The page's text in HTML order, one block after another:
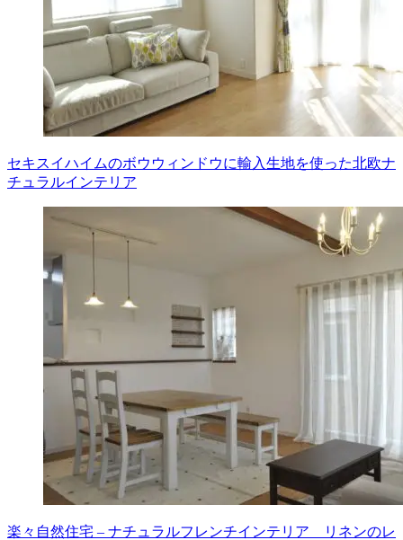
セキスイハイムのボウウィンドウに輸入生地を使った北欧ナ
チュラルインテリア
楽々自然住宅 – ナチュラルフレンチインテリア リネンのレ